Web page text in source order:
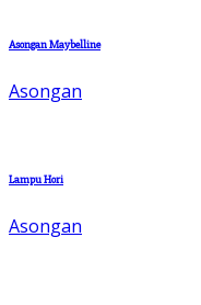
Asongan Maybelline
Asongan
Lampu Hori
Asongan